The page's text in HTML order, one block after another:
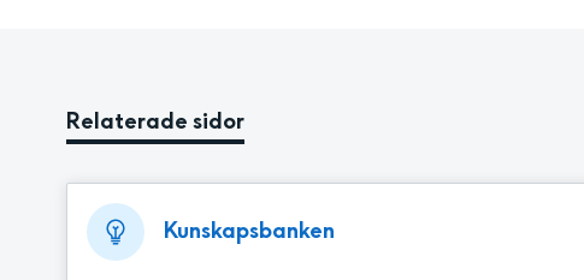
Relaterade sidor
Kunskapsbanken